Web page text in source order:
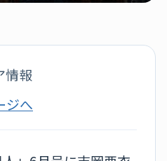
情報
ジへ